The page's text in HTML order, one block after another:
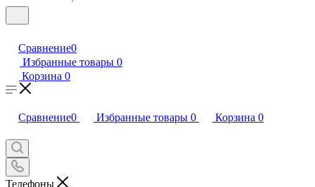
Сравнение0
Избранные товары 0
Корзина 0
Сравнение0 Избранные товары 0 Корзина 0
Телефоны